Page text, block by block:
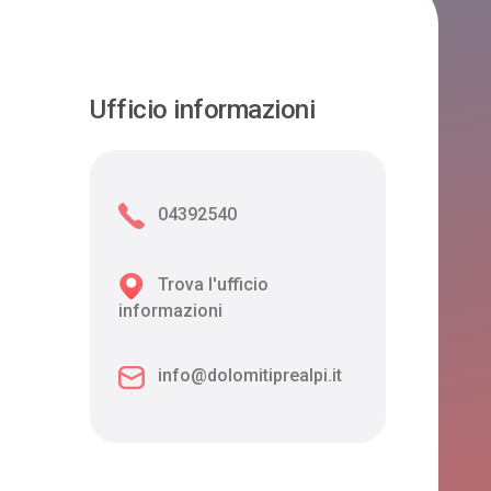
Ufficio informazioni
04392540
Trova l'ufficio
informazioni
info@dolomitiprealpi.it